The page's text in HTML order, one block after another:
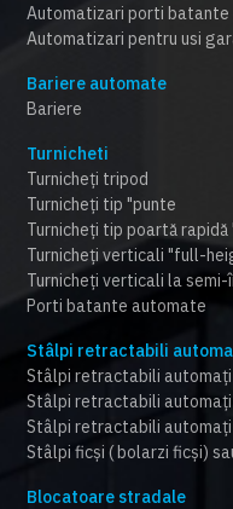
Automatizari porti batante
Automatizari pentru usi
Bariere automate
Bariere
Turnicheti
Turnicheți tripod
Turnicheți tip "punte
Turnicheți tip poartă
Turnicheți verticali "full-
Turnicheți verticali la semi-
Porti batante automate
Stâlpi retractabili
Stâlpi retractabili
Stâlpi retractabili automați
Stâlpi retractabili
Stâlpi ficși ( bolarzi ficși)
Blocatoare stradale